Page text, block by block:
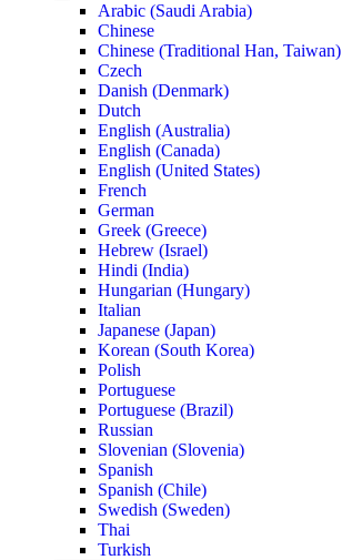
Arabic (Saudi Arabia)
Chinese
Chinese (Traditional Han, Taiwan)
Czech
Danish (Denmark)
Dutch
English (Australia)
English (Canada)
English (United States)
French
German
Greek (Greece)
Hebrew (Israel)
Hindi (India)
Hungarian (Hungary)
Italian
Japanese (Japan)
Korean (South Korea)
Polish
Portuguese
Portuguese (Brazil)
Russian
Slovenian (Slovenia)
Spanish
Spanish (Chile)
Swedish (Sweden)
Thai
Turkish